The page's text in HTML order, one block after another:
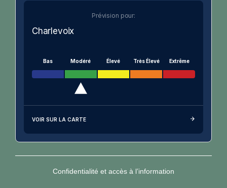
Prévision pour:
Charlevoix
Bas Modéré Élevé Très Élevé Extrême
VOIR SUR LA CARTE
Confidentialité et accès à l’information